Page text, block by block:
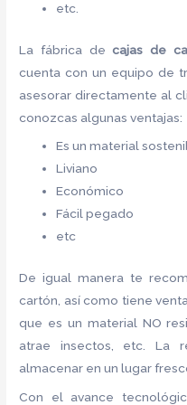
etc.
La fábrica decajas de
cuenta con un equipo de
asesorar directamente al
conozcas algunas ventajas:
Es un material
Liviano
Económico
Fácil pegado
etc
De igual manera te
cartón, así como tiene
que es un material NO
atrae insectos, etc. La
almacenar en un lugar
Con el avance